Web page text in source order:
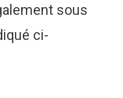
sous
ci-